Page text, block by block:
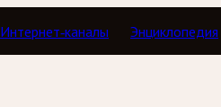
Интернет-каналы Энциклопедия